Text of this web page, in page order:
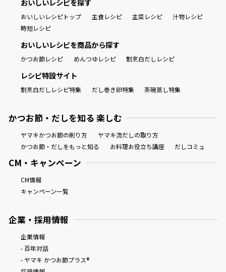
おいしいレシピを探す
おいしいレシピトップ 主食レシピ 主菜レシピ
汁物レシピ
時短レシピ
おいしいレシピを商品から探す
かつお節レシピ めんつゆレシピ 割烹白だしレシピ
レシピ特設サイト
割烹白だしレシピ特集 だし巻き卵特集 茶碗蒸し特集
かつお節・だしを知る 楽しむ
ヤマキかつお節の削り方
ヤマキ流だしの取り方
かつお節・だしをもっと知る
お料理お役立ち講座 だしコミュ
CM・キャンペーン
CM情報
キャンペーン一覧
企業・採用情報
企業情報
- 百年対話
- ヤマキ かつお節プラス®